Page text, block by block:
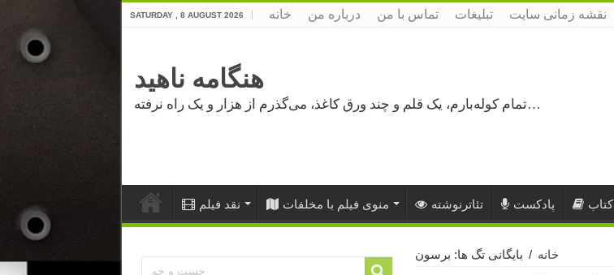
SATURDAY , 8 AUGUST 2026 خانه درباره من تماس با من تبلیغات نقشه زمانی سایت
هنگامه ناهید
تمام کوله‌بارم، یک قلم و چند ورق کاغذ، می‌گذرم از هزار و یک راه نرفته…
نقد فیلم منوی فیلم با مخلفات تئاترنوشته پادکست کتاب
خانه / بایگانی تگ ها: برسون